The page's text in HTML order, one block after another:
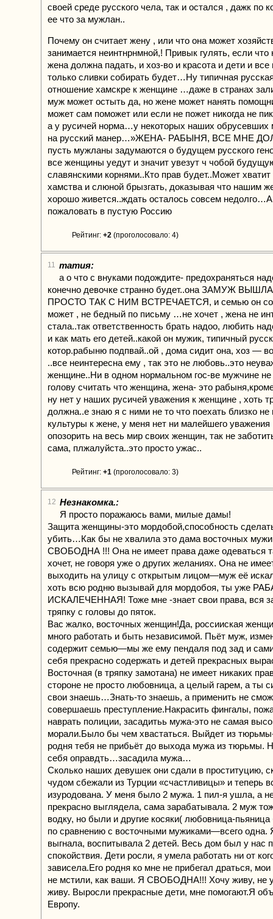
своей среде русского чела, так и остался , дажк по
ее что за мужлан..
Почему он считает жену , или что она может
занимается неинтнрнмной,! Привык гулять, если что
жена должна падать, и хоз-во и красота и дети и все
только сливки собирать будет…Ну типичная
отношение хамскре к женщине …даже в странах
муж может остыть да, но жене может нанять
может сам поможет или если не пожет никогда не
а у русичей норма…у некоторых наших обрусевших
на русский манер…»ЖЕНА- РАБЫНЯ, ВСЕ МНЕ
пусть мужланы задумаются о будущем русского
все женщины уедут и значит увезут ч чобой
славянскими корнями..Кто прав будет..Может
хамства и слюной брызгать, доказывая что нашим
хорошо живется..ждать осталось совсем
пожаловать в пустую Россию
Рейтинг: +2 (проголосовало: 4)
11 татия:
а о что с внуками подождите- предохраняться
конечно девочке странно будет..она ЗАМУЖ
ПРОСТО ТАК С НИМ ВСТРЕЧАЕТСЯ, и семью он
может , не бедный по письму …не хочет , жена не
стала..так ответственность брать надоо, любить
и как мать его детей..какой он мужик, типичный
котор.рабыню подпвай..ой , дома сидит она, хоз —
..все неинтересна ему , так это не любовь..это
женщине..Ни в одном нормальном гос-ве мужчине не
голову считать что женщина, жена- это
ну нет у наших русичей уважения к женщине , хоть
должна..е знаю я с ними не то что поехать близко не
культуры к жене, у меня нет ни малейшего
опозорить на весь мир своих женщин, так не
сама, плжалуйста..это просто ужас..
Рейтинг: +1 (проголосовало: 3)
12 Незнакомка.:
Я просто поражаюсь вами, милые дамы!
Защита женщины-это мордобой,способность
убить…Как бы не хвалила это дама восточных
СВОБОДНА !!! Она не имеет права даже одеваться
хочет, не говоря уже о других желаниях. Она не
выходить на улицу с открытым лицом—муж её
хоть всю родню вызывай для мордобоя, ты уже
ИСКАЛЕЧЕННАЯ! Тоже мне -знает свои права, вся
тряпку с головы до пяток.
Вас жалко, восточных женщин!Да, россииская
много работать и быть независимой. Пьёт муж,
содержит семью—мы же ему пендаля под зад и сами
себя прекрасно содержать и детей прекрасных
Восточная (в тряпку замотана) не имеет никаких
стороне не просто любовница, а целый гарем, а ты
свои знаешь…Знать-то знаешь, а применить не
совершаешь преступление.Накрасить фингалы,
наврать полиции, засадитьь мужа-это не самая
морали.Было бы чем хвастаться. Выйдет из тюрьмы-
родня тебя не прибьёт до выхода мужа из тюрьмы.
себя оправдть…засадила мужа…
Сколько наших девушек они сдали в проституцию,
чудом сбежали из Турции «счастливицы» и теперь
изуродована. У меня было 2 мужа. 1 пил-я ушла, а
прекрасно выглядела, сама зарабатывала. 2 муж
водку, но были и другие косяки( любовница-
по сравнению с восточными мужиками—всего одна.
выгнала, воспитывала 2 детей. Весь дом был у нас
спокойствия. Дети росли, я умела работать ни от
зависела.Его родня ко мне не прибегал драться, мои
не мстили, как ваши. Я СВОБОДНА!!! Хочу живу, не
живу. Выросли прекрасные дети, мне помогают.Я
Европу.